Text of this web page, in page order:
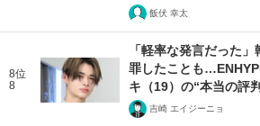
飯伏 幸太
8位
8
「軽率な発言だった
罪したことも
キ（19）の“本当の評
吉崎 エイジーニョ